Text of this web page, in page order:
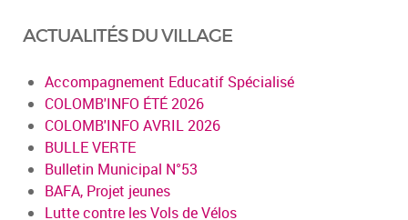
ACTUALITÉS DU VILLAGE
Accompagnement Educatif Spécialisé
COLOMB'INFO ÉTÉ 2026
COLOMB'INFO AVRIL 2026
BULLE VERTE
Bulletin Municipal N°53
BAFA, Projet jeunes
Lutte contre les Vols de Vélos